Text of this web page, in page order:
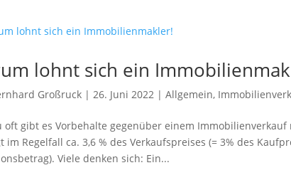
lohnt sich ein
Großruck | 26. Juni 2022 |Allgemein,
oft gibt es Vorbehalte gegenüber einem
im Regelfall ca. 3,6 % des Verkaufspreises (= 3% des
Viele denken sich: Ein...